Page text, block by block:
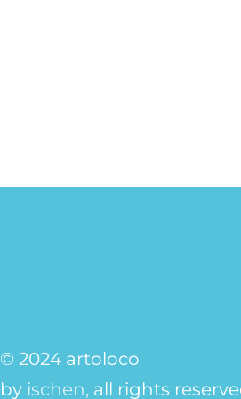
© 2024 artoloco
by ischen, all rights